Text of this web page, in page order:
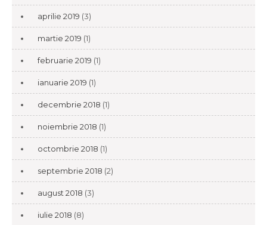
aprilie 2019 (3)
martie 2019 (1)
februarie 2019 (1)
ianuarie 2019 (1)
decembrie 2018 (1)
noiembrie 2018 (1)
octombrie 2018 (1)
septembrie 2018 (2)
august 2018 (3)
iulie 2018 (8)